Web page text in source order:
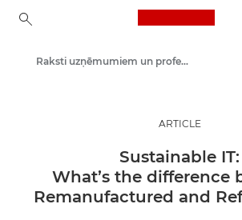
Risinājumi un pakalpojumi
Raksti uzņēmumiem un profesionāļiem
ARTICLE
Sustainable IT:
What’s the difference
Remanufactured and